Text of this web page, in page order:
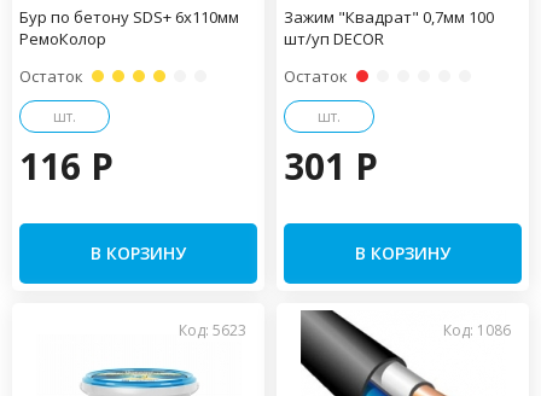
Бур по бетону SDS+ 6х110мм
РемоКолор
Остаток
шт.
116 P
В КОРЗИНУ
Зажим "Квадрат" 0,7мм 100
шт/уп DECOR
Остаток
шт.
301 P
В КОРЗИНУ
Код: 5623 Код: 1086